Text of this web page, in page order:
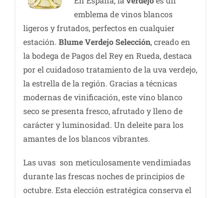
emblema de vinos blancos
ligeros y frutados, perfectos en cualquier
estación. Blume Verdejo Selección, creado en
la bodega de Pagos del Rey en Rueda, destaca
por el cuidadoso tratamiento de la uva verdejo,
la estrella de la región. Gracias a técnicas
modernas de vinificación, este vino blanco
seco se presenta fresco, afrutado y lleno de
carácter y luminosidad. Un deleite para los
amantes de los blancos vibrantes.
Las uvas son meticulosamente vendimiadas
durante las frescas noches de principios de
octubre. Esta elección estratégica conserva el